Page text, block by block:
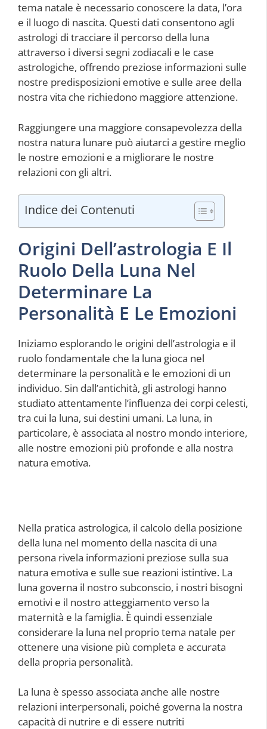
tema natale è necessario conoscere la data, l’ora
e il luogo di nascita. Questi dati consentono agli
astrologi di tracciare il percorso della luna
attraverso i diversi segni zodiacali e le case
astrologiche, offrendo preziose informazioni sulle
nostre predisposizioni emotive e sulle aree della
nostra vita che richiedono maggiore attenzione.
Raggiungere una maggiore consapevolezza della
nostra natura lunare può aiutarci a gestire meglio
le nostre emozioni e a migliorare le nostre
relazioni con gli altri.
Indice dei Contenuti
Origini Dell’astrologia E Il
Ruolo Della Luna Nel
Determinare La
Personalità E Le Emozioni
Iniziamo esplorando le origini dell’astrologia e il
ruolo fondamentale che la luna gioca nel
determinare la personalità e le emozioni di un
individuo. Sin dall’antichità, gli astrologi hanno
studiato attentamente l’influenza dei corpi celesti,
tra cui la luna, sui destini umani. La luna, in
particolare, è associata al nostro mondo interiore,
alle nostre emozioni più profonde e alla nostra
natura emotiva.
Nella pratica astrologica, il calcolo della posizione
della luna nel momento della nascita di una
persona rivela informazioni preziose sulla sua
natura emotiva e sulle sue reazioni istintive. La
luna governa il nostro subconscio, i nostri bisogni
emotivi e il nostro atteggiamento verso la
maternità e la famiglia. È quindi essenziale
considerare la luna nel proprio tema natale per
ottenere una visione più completa e accurata
della propria personalità.
La luna è spesso associata anche alle nostre
relazioni interpersonali, poiché governa la nostra
capacità di nutrire e di essere nutriti